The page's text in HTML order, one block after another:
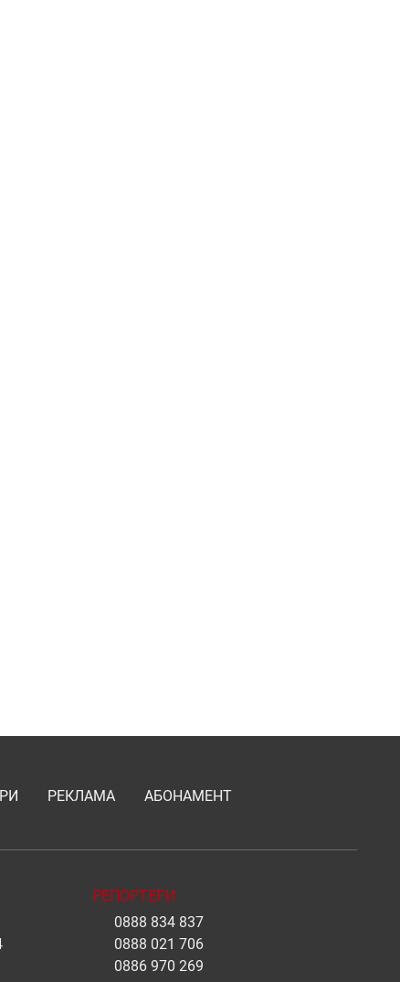
РЕКЛАМА АБОНАМЕНТ
РЕПОРТЕРИ
0888 834 837
0888 021 706
0886 970 269